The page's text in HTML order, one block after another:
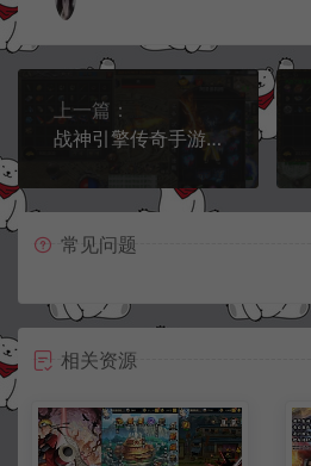
上一篇：
战神引擎传奇手游【冰雪火龙大陆之无双神器】1月最新整理Win一键服务端+GM后台+安卓苹果双端+详细搭建教程
常见问题
相关资源